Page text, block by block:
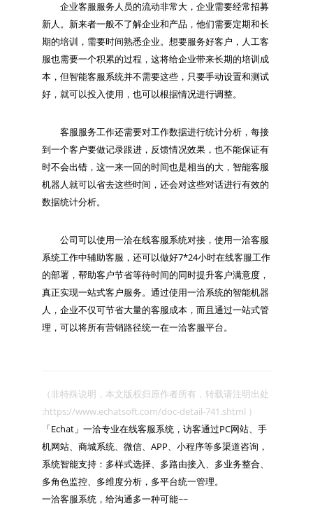
企业客服服务人员的流动非常大，企业需要经常招募
新人。新来者一般不了解企业和产品，他们需要定期和长
期的培训，需要时间熟悉企业。想要服务好客户，人工客
服也需要一个积累的过程，这将给企业带来长期的培训成
本，但智能客服系统并不需要这些，只要手动设置和测试
客服服务工作还需要对工作数据进行统计分析，每接
到一个客户要做记录跟进，反馈情况效果，也不能保证有
时不会出错，这一来一回的时间也是相当的大，智能客服
机器人就可以省去这些时间，还会对这些对话进行有效的
公司可以使用一洽在线客服系统对接，使用一洽客服
系统工作中辅助客服，还可以做好7*24小时在线客服工作
的部署，帮助客户节省等待时间的同时提升客户满意度，
真正实现一站式客户服务。通过使用一洽系统的智能机器
人，企业不仅可节省大量的客服成本，而且通过一站式管
（非特殊说明，本文版权归原作者所有，转载请注明出处
:https://www.echatsoft.com/doc-detail-741.shtml ）
「Echat」一洽专业在线客服系统，访客通过PC网站、手
机网站、商城系统、微信、APP、小程序等多渠道咨询，
系统智能支持：多样式选择、多路由接入、多业务整合、
多角色监控、多维度分析，多平台统一管理。
一洽客服系统，给沟通多一种可能~~